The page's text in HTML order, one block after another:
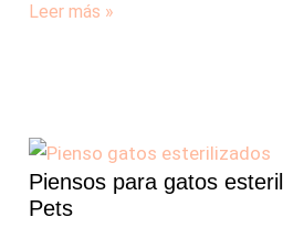
Leer más »
Piensos para gatos
Pets
para
gatos
esterilizados